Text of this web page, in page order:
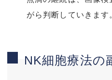
がら判断していきます
NK細胞療法の